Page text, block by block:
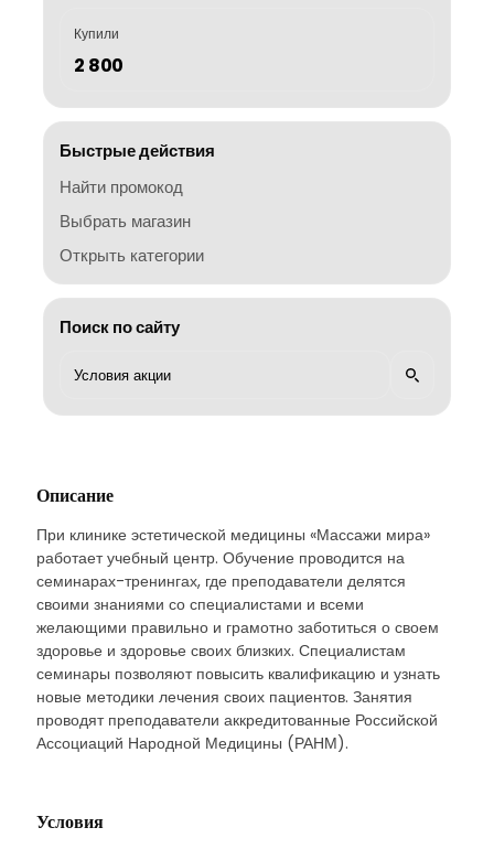
Купили
2 800
Быстрые действия
Найти промокод
Выбрать магазин
Открыть категории
Поиск по сайту
Описание
При клинике эстетической медицины «Массажи мира»
работает учебный центр. Обучение проводится на
семинарах-тренингах, где преподаватели делятся
своими знаниями со специалистами и всеми
желающими правильно и грамотно заботиться о своем
здоровье и здоровье своих близких. Специалистам
семинары позволяют повысить квалификацию и узнать
новые методики лечения своих пациентов. Занятия
проводят преподаватели аккредитованные Российской
Ассоциаций Народной Медицины (РАНМ).
Условия